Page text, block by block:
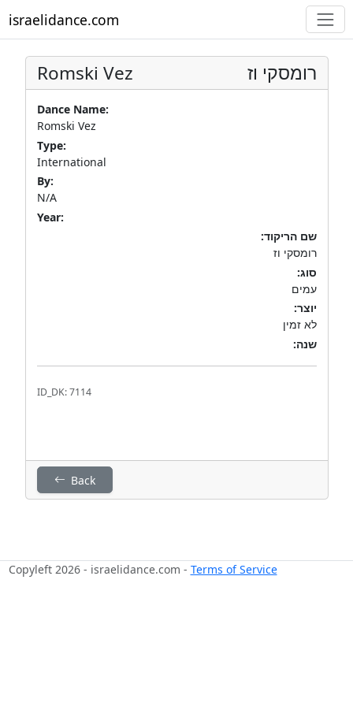
israelidance.com
Romski Vez רומסקי וז
Dance Name:
Romski Vez
Type:
International
By:
N/A
Year:
שם הריקוד:
רומסקי וז
סוג:
עמים
יוצר:
לא זמין
שנה:
ID_DK: 7114
Back
Copyleft 2026 - israelidance.com - Terms of Service